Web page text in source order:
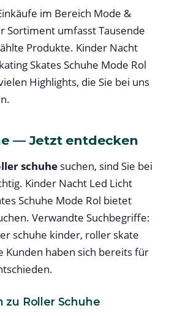
im Bereich Mode &
Sortiment umfasst Tausende
Produkte. Kinder Nacht
Skates Schuhe Mode Rol
Highlights, die Sie bei uns
— Jetzt entdecken
schuhe suchen, sind Sie bei
Kinder Nacht Led Licht
Schuhe Mode Rol bietet
Verwandte Suchbegriffe:
schuhe kinder, roller skate
Kunden haben sich bereits für
zu Roller Schuhe